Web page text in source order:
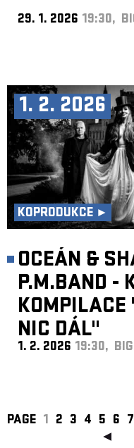
29. 1. 2026 19:30,
1. 2. 2026
KOPRODUKCE ►
OCEÁN &
P.M.BAND -
NIC DÁL"
1. 2. 2026 19:30,
PAGE 1 2 3 4 5 6 7